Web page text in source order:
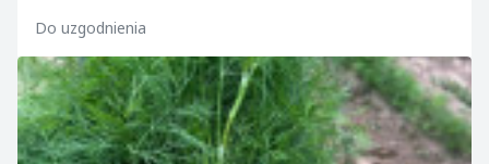
Do uzgodnienia